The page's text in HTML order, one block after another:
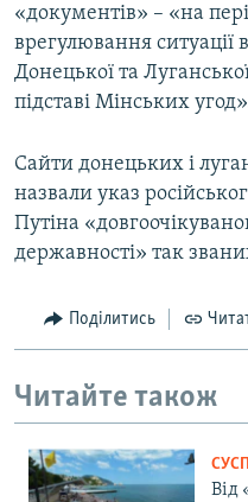
«документів» – «на
врегулювання
Донецької та
підставі Мінських
Сайти донецьких і
назвали указ
Путіна
державності» так
Поділитись
Читайте також
Від